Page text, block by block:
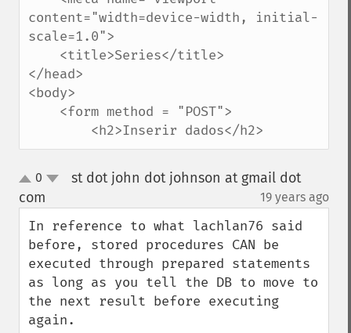
content="width=device-width, initial-
scale=1.0">
</head>
<body>
        <h2>Inserir dados</h2>
up0
st dot john dot johnson at gmail dot
com
19 years ago
In reference to what lachlan76 said
before, stored procedures CAN be
executed through prepared statements
as long as you tell the DB to move to
the next result before executing
again.